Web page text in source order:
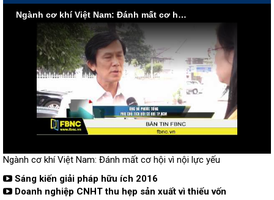
Ngành cơ khí Việt Nam: Đánh mất cơ hội vì nội lực yếu
Ngành cơ khí Việt Nam: Đánh mất cơ hội vì nội lực yếu
Sáng kiến giải pháp hữu ích 2016
Doanh nghiệp CNHT thu hẹp sản xuất vì thiếu vốn